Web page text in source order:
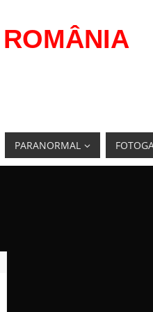
PARANORMAL